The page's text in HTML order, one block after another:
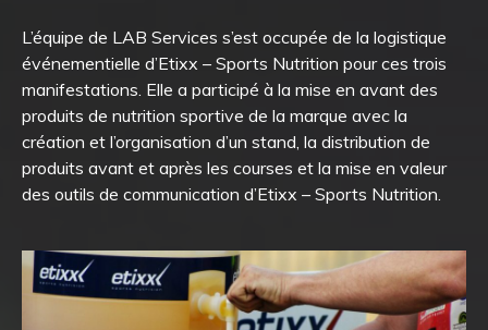
L’équipe de LAB Services s’est occupée de la logistique
événementielle d’Etixx – Sports Nutrition pour ces trois
manifestations. Elle a participé à la mise en avant des
produits de nutrition sportive de la marque avec la
création et l’organisation d’un stand, la distribution de
produits avant et après les courses et la mise en valeur
des outils de communication d’Etixx – Sports Nutrition.